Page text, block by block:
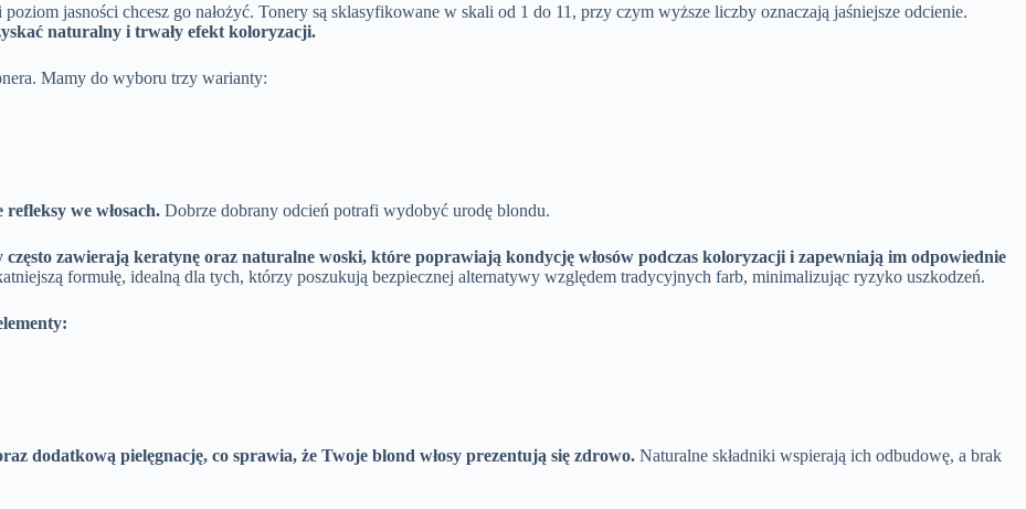
jasności chcesz go nałożyć. Tonery są sklasyfikowane w skali od 1 do 11, przy czym wyższe liczby oznaczają jaśniejsze odcienie.
naturalny i trwały efekt koloryzacji.
Mamy do wyboru trzy warianty:
refleksy we włosach. Dobrze dobrany odcień potrafi wydobyć urodę blondu.
często zawierają keratynę oraz naturalne woski, które poprawiają kondycję włosów podczas koloryzacji i zapewniają im odpowiednie
formułę, idealną dla tych, którzy poszukują bezpiecznej alternatywy względem tradycyjnych farb, minimalizując ryzyko uszkodzeń.
dodatkową pielęgnację, co sprawia, że Twoje blond włosy prezentują się zdrowo. Naturalne składniki wspierają ich odbudowę, a brak